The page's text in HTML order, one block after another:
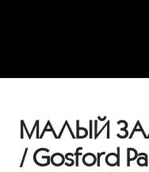
МАЛЫЙ
/ Gosford